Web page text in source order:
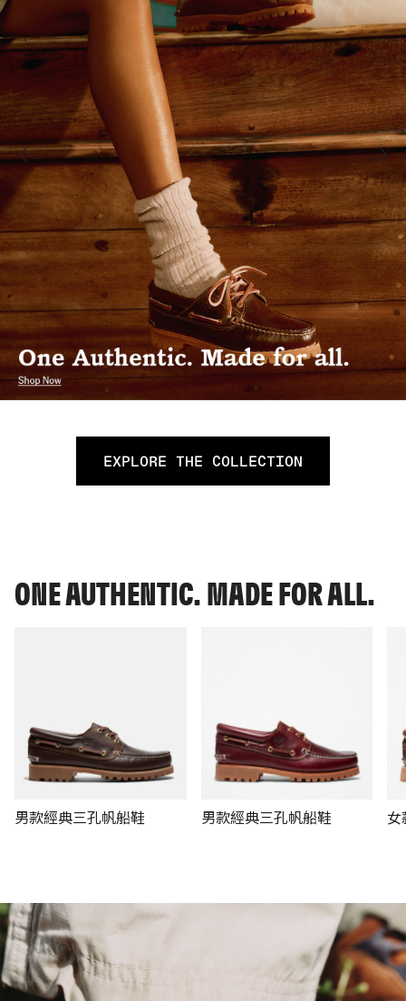
EXPLORE THE COLLECTION
ONE AUTHENTIC. MADE FOR ALL.
男款經典三孔帆船鞋 男款經典三孔帆船鞋 女